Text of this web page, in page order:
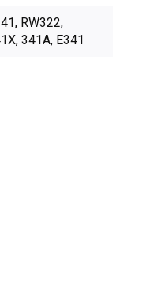
RW322,
341A, E341